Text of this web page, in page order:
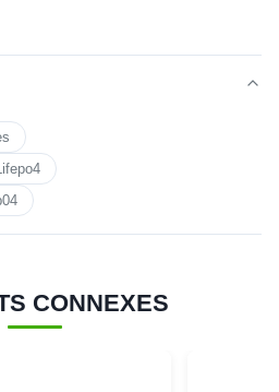
CONNEXES